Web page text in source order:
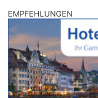
EMPFEHLUNGEN